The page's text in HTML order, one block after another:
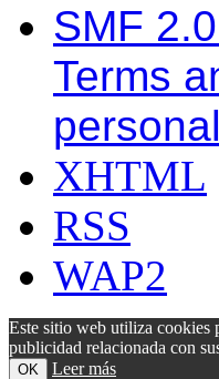
SMF
Terms
personal
XHTML
RSS
WAP2
Este sitio web utiliza cookies
publicidad relacionada con
OK Leer más